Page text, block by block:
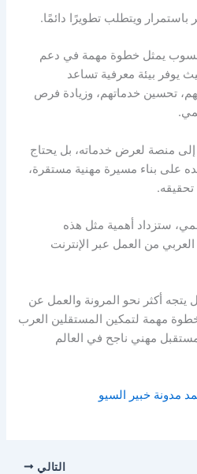
باستمرار ويتطلب تطويرًا دائمًا.
يمثل خطوة مهمة في دعم
يوفر بيئة معرفية تساعد
تحسين خدماتهم، وزيادة فرص
منصة لعرض خدماته، بل يحتاج
على بناء مسيرة مهنية مستقرة،
ستزداد أهمية مثل هذه
من العمل عبر الإنترنت
أكثر نحو المرونة والعمل عن
مهمة لتمكين المستقلين العرب
مهني ناجح في العالم
مدونة خبير السيو
التالي